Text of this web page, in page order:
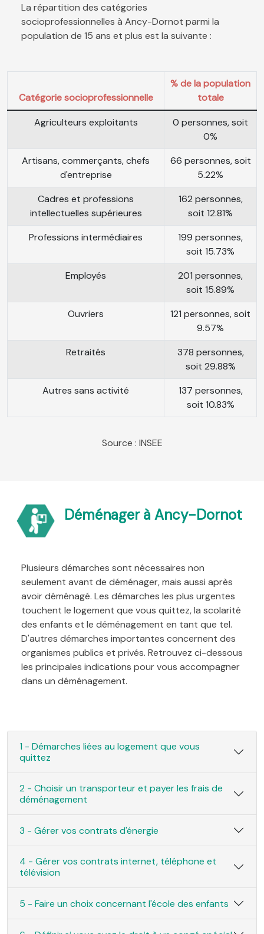
La répartition des catégories
socioprofessionnelles à Ancy-Dornot parmi la
population de 15 ans et plus est la suivante :
Catégorie socioprofessionnelle
% de la population
totale
Agriculteurs exploitants
0 personnes, soit
0%
Artisans, commerçants, chefs
d'entreprise
66 personnes, soit
5.22%
Cadres et professions
intellectuelles supérieures
162 personnes,
soit 12.81%
Professions intermédiaires
199 personnes,
soit 15.73%
Employés
201 personnes,
soit 15.89%
Ouvriers
121 personnes, soit
9.57%
Retraités
378 personnes,
soit 29.88%
Autres sans activité
137 personnes,
soit 10.83%
Source : INSEE
Déménager à Ancy-Dornot
Plusieurs démarches sont nécessaires non
seulement avant de déménager, mais aussi après
avoir déménagé. Les démarches les plus urgentes
touchent le logement que vous quittez, la scolarité
des enfants et le déménagement en tant que tel.
D'autres démarches importantes concernent des
organismes publics et privés. Retrouvez ci-dessous
les principales indications pour vous accompagner
dans un déménagement.
1 - Démarches liées au logement que vous
quittez
2 - Choisir un transporteur et payer les frais de
déménagement
3 - Gérer vos contrats d'énergie
4 - Gérer vos contrats internet, téléphone et
télévision
5 - Faire un choix concernant l'école des enfants